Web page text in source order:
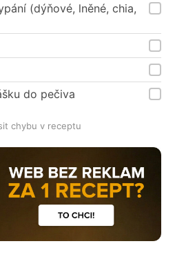
(dýňové, lněné, chia,
do pečiva
chybu v receptu